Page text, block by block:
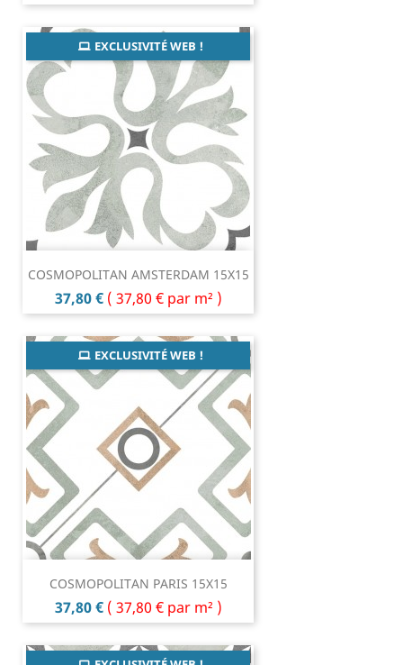
COSMOPOLITAN AMSTERDAM 15X15
Prix
37,80 € ( 37,80 € par m² )
EXCLUSIVITÉ WEB !
COSMOPOLITAN PARIS 15X15
Prix
37,80 € ( 37,80 € par m² )
EXCLUSIVITÉ WEB !